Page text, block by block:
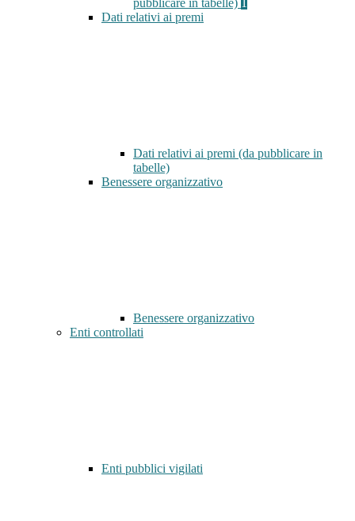
pubblicare in tabelle)
Dati relativi ai premi
Dati relativi ai premi (da pubblicare in
tabelle)
Benessere organizzativo
Benessere organizzativo
Enti controllati
Enti pubblici vigilati